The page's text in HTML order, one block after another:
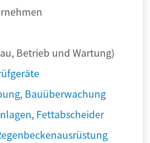
Betrieb und Wartung)
Bauüberwachung
Fettabscheider